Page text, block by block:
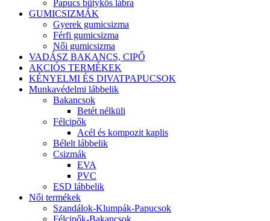
Papucs bütykös lábra
GUMICSIZMÁK
Gyerek gumicsizma
Férfi gumicsizma
Női gumicsizma
VADÁSZ BAKANCS, CIPŐ
AKCIÓS TERMÉKEK
KÉNYELMI ÉS DIVATPAPUCSOK
Munkavédelmi lábbelik
Bakancsok
Betét nélküli
Félcipők
Acél és kompozit kaplis
Bélelt lábbelik
Csizmák
EVA
PVC
ESD lábbelik
Női termékek
Szandálok-Klumpák-Papucsok
Félcipők-Bakancsok